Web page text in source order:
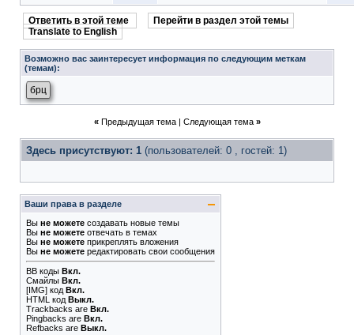
Ответить в этой теме
Перейти в раздел этой темы
Translate to English
Возможно вас заинтересует информация по следующим меткам
(темам):
брц
« Предыдущая тема| Следующая тема »
Здесь присутствуют: 1 (пользователей: 0 , гостей: 1)
Ваши права в разделе
Вы не можете создавать новые темы
Вы не можете отвечать в темах
Вы не можете прикреплять вложения
Вы не можете редактировать свои сообщения
BB коды Вкл.
Смайлы Вкл.
[IMG] код Вкл.
HTML код Выкл.
Trackbacks are Вкл.
Pingbacks are Вкл.
Refbacks are Выкл.